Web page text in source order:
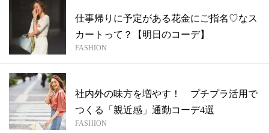
仕事帰りに予定がある花金にご指名♡なス
カートって？【明日のコーデ】
FASHION
社内外の味方を増やす！ プチプラ活用で
つくる「親近感」通勤コーデ4選
FASHION